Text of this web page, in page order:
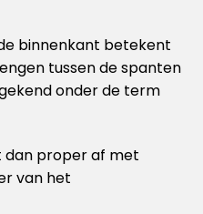
binnenkant betekent
tussen de spanten
onder de term
dan proper af met
van het